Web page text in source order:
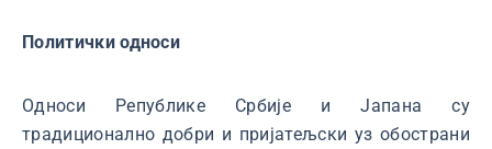
Политички односи
Односи Републике Србије и Јапана су
традиционално добри и пријатељски уз обострани